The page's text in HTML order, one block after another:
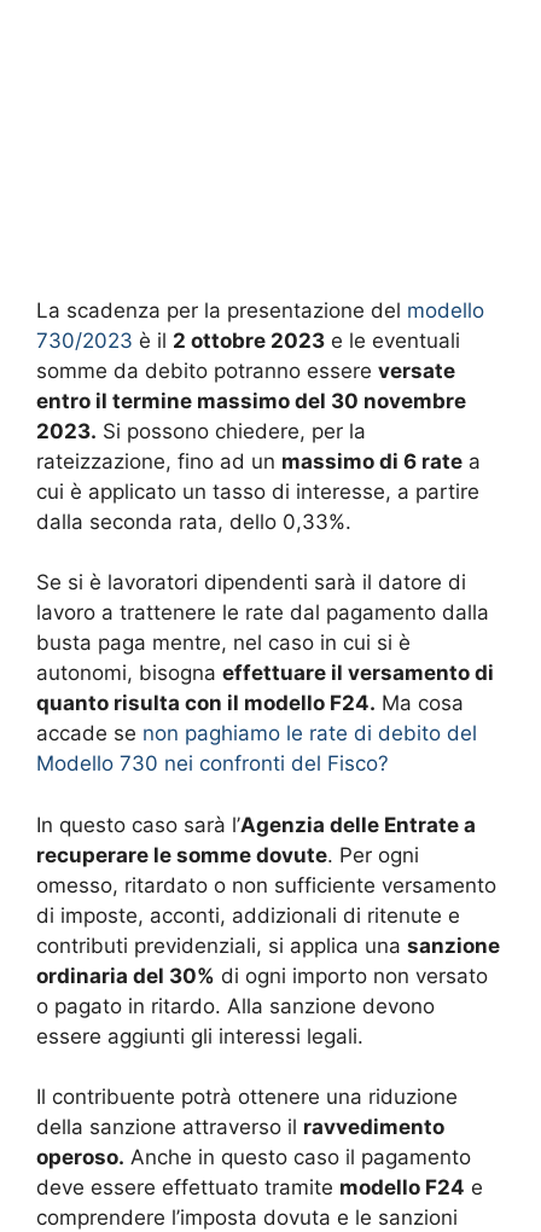
La scadenza per la presentazione del modello
730/2023 è il 2 ottobre 2023 e le eventuali
somme da debito potranno essere versate
entro il termine massimo del 30 novembre
2023. Si possono chiedere, per la
rateizzazione, fino ad un massimo di 6 rate a
cui è applicato un tasso di interesse, a partire
dalla seconda rata, dello 0,33%.
Se si è lavoratori dipendenti sarà il datore di
lavoro a trattenere le rate dal pagamento dalla
busta paga mentre, nel caso in cui si è
autonomi, bisogna effettuare il versamento di
quanto risulta con il modello F24. Ma cosa
accade se non paghiamo le rate di debito del
Modello 730 nei confronti del Fisco?
In questo caso sarà l’Agenzia delle Entrate a
recuperare le somme dovute. Per ogni
omesso, ritardato o non sufficiente versamento
di imposte, acconti, addizionali di ritenute e
contributi previdenziali, si applica una sanzione
ordinaria del 30% di ogni importo non versato
o pagato in ritardo. Alla sanzione devono
essere aggiunti gli interessi legali.
Il contribuente potrà ottenere una riduzione
della sanzione attraverso il ravvedimento
operoso. Anche in questo caso il pagamento
deve essere effettuato tramite modello F24 e
comprendere l’imposta dovuta e le sanzioni